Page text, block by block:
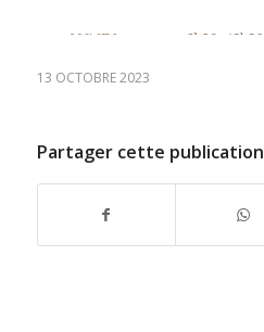
13 OCTOBRE 2023
Partager cette publication